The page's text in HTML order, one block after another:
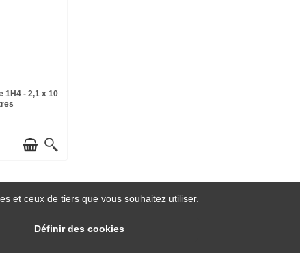
1H4 - 2,1 x 10
et ceux de tiers que vous souhaitez utiliser.
Définir des cookies